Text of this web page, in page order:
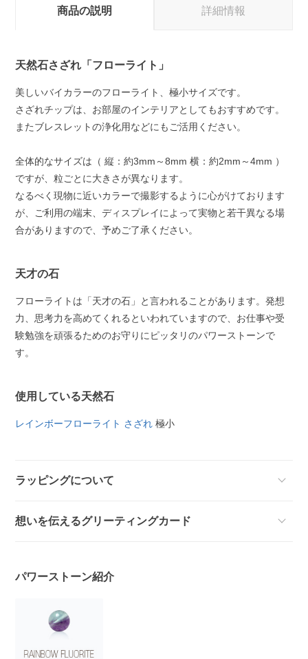
商品の説明 詳細情報
天然石さざれ「フローライト」
美しいバイカラーのフローライト、極小サイズです。
さざれチップは、お部屋のインテリアとしてもおすすめです。
またブレスレットの浄化用などにもご活用ください。
全体的なサイズは（ 縦：約3mm～8mm 横：約2mm～4mm ）
ですが、粒ごとに大きさが異なります。
なるべく現物に近いカラーで撮影するように心がけております
が、ご利用の端末、ディスプレイによって実物と若干異なる場
合がありますので、予めご了承ください。
天才の石
フローライトは「天才の石」と言われることがあります。発想
力、思考力を高めてくれるといわれていますので、お仕事や受
験勉強を頑張るためのお守りにピッタリのパワーストーンで
す。
使用している天然石
レインボーフローライト さざれ 極小
ラッピングについて
想いを伝えるグリーティングカード
パワーストーン紹介